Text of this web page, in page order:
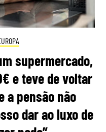
supermercado,
e teve de voltar
a pensão não
dar ao luxo de